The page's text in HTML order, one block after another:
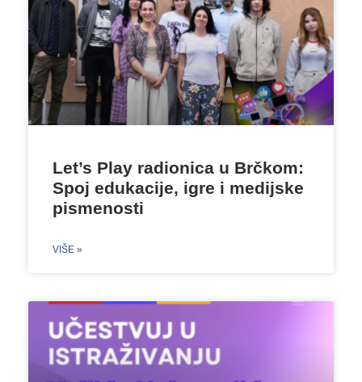
Let’s Play radionica u Brčkom:
Spoj edukacije, igre i medijske
pismenosti
VIŠE »